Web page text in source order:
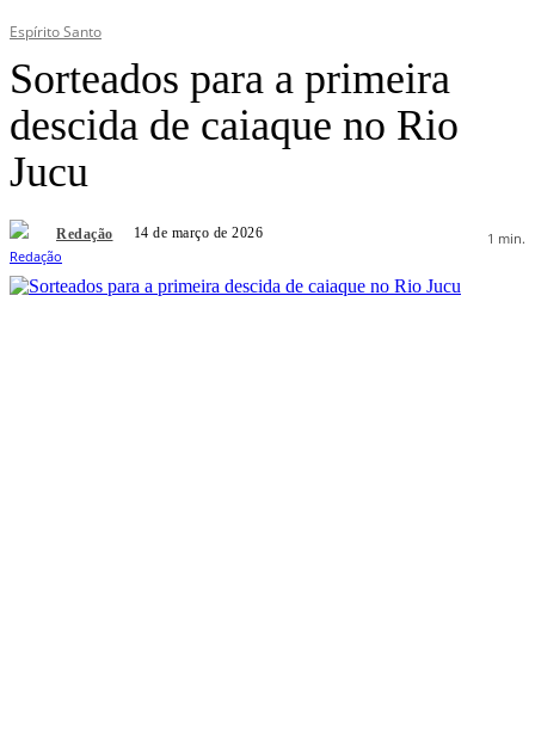
Espírito Santo
Sorteados para a primeira
descida de caiaque no Rio
Jucu
Redação 14 de março de 2026 1 min.